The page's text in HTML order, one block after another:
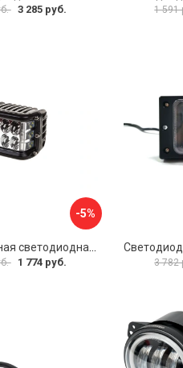
3 285 руб. 1 591
-5%
Прямоугольная светодиодная фара SKYWAY OFF ROAD S07201065
1 774 руб. 3 782